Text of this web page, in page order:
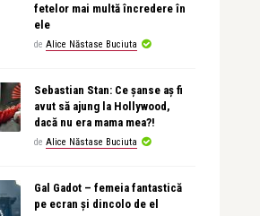
fetelor mai multă încredere în
ele
de Alice Năstase Buciuta
Sebastian Stan: Ce șanse aș fi
avut să ajung la Hollywood,
dacă nu era mama mea?!
de Alice Năstase Buciuta
Gal Gadot – femeia fantastică
pe ecran și dincolo de el